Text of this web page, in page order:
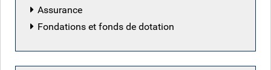
Assurance
Fondations et fonds de dotation